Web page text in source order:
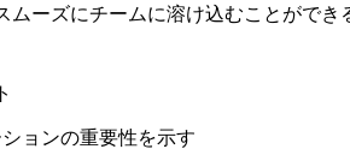
ムーズにチームに溶け込むことができ
ョンの重要性を示す